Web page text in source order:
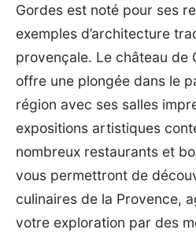
Gordes est noté pour ses
exemples d’architecture
provençale. Le château de
offre une plongée dans le
région avec ses salles
expositions artistiques
nombreux restaurants et
vous permettront de
culinaires de la Provence,
votre exploration par des